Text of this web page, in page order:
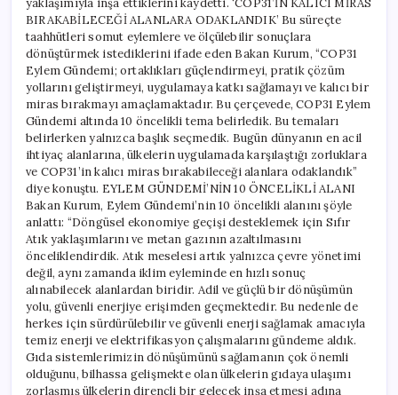
yaklaşımıyla inşa ettiklerini kaydetti. ‘COP31’İN KALICI MİRAS
BIRAKABİLECEĞİ ALANLARA ODAKLANDIK’ Bu süreçte
taahhütleri somut eylemlere ve ölçülebilir sonuçlara
dönüştürmek istediklerini ifade eden Bakan Kurum, “COP31
Eylem Gündemi; ortaklıkları güçlendirmeyi, pratik çözüm
yollarını geliştirmeyi, uygulamaya katkı sağlamayı ve kalıcı bir
miras bırakmayı amaçlamaktadır. Bu çerçevede, COP31 Eylem
Gündemi altında 10 öncelikli tema belirledik. Bu temaları
belirlerken yalnızca başlık seçmedik. Bugün dünyanın en acil
ihtiyaç alanlarına, ülkelerin uygulamada karşılaştığı zorluklara
ve COP31’in kalıcı miras bırakabileceği alanlara odaklandık”
diye konuştu. EYLEM GÜNDEMİ’NİN 10 ÖNCELİKLİ ALANI
Bakan Kurum, Eylem Gündemi’nin 10 öncelikli alanını şöyle
anlattı: “Döngüsel ekonomiye geçişi desteklemek için Sıfır
Atık yaklaşımlarını ve metan gazının azaltılmasını
önceliklendirdik. Atık meselesi artık yalnızca çevre yönetimi
değil, aynı zamanda iklim eyleminde en hızlı sonuç
alınabilecek alanlardan biridir. Adil ve güçlü bir dönüşümün
yolu, güvenli enerjiye erişimden geçmektedir. Bu nedenle de
herkes için sürdürülebilir ve güvenli enerji sağlamak amacıyla
temiz enerji ve elektrifikasyon çalışmalarını gündeme aldık.
Gıda sistemlerimizin dönüşümünü sağlamanın çok önemli
olduğunu, bilhassa gelişmekte olan ülkelerin gıdaya ulaşımı
zorlaşmış ülkelerin dirençli bir gelecek inşa etmesi adına